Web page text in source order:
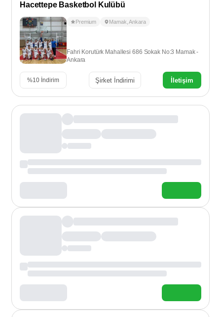
Hacettepe Basketbol Kulübü
Premium Mamak ,Ankara
Fahri Korutürk Mahallesi 686 Sokak No:3 Mamak -
Ankara
%10 İndirim Şirket İndirimi İletişim